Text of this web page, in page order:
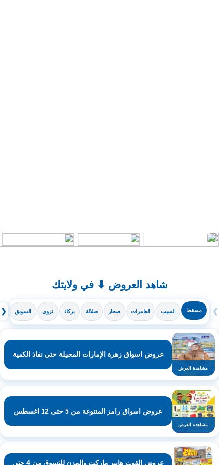
شاهد العروض ⬇ في ولايتك
❮ مسقط السيب العامرات صحار صلالة بركاء نزوى السويق ❯
مشاهدة العرض
عروض اسواق زهرة الإمارات المعبيلة حتى نفاذ الكمية
مشاهدة العرض
عروض اسواق رامز المتنوعة من 5 حتى 12 اغسطس
عروض القوت هايبر ماركت والمزن للتسوق من 4 حتى